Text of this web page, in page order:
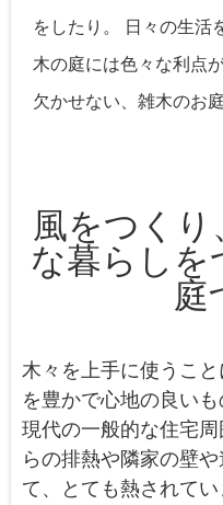
をしたり。 日々の生活
木の庭には色々な利点
欠かせない、雑木のお庭
風をつくり
な暮らしを
庭
木々を上手に使うこ
を豊かで心地の良いも
現代の一般的な住宅
らの排熱や隣家の壁
て、とても熱されて